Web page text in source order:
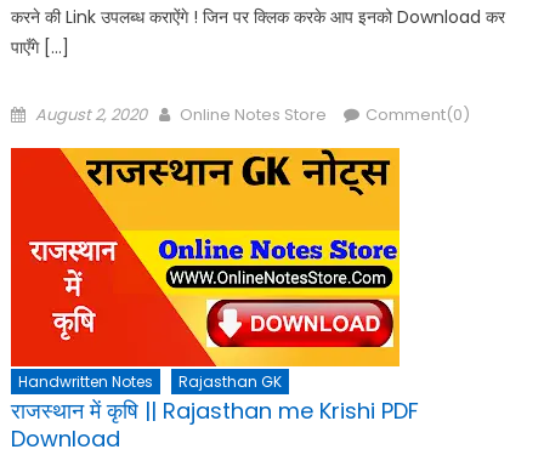
करने की Link उपलब्ध कराऐंगे ! जिन पर क्लिक करके आप इनको Download कर
पाएँगे […]
Posted
August 2, 2020 Author
Online Notes Store Comment(0)
Handwritten Notes Rajasthan GK
राजस्थान में कृषि || Rajasthan me Krishi PDF
Download